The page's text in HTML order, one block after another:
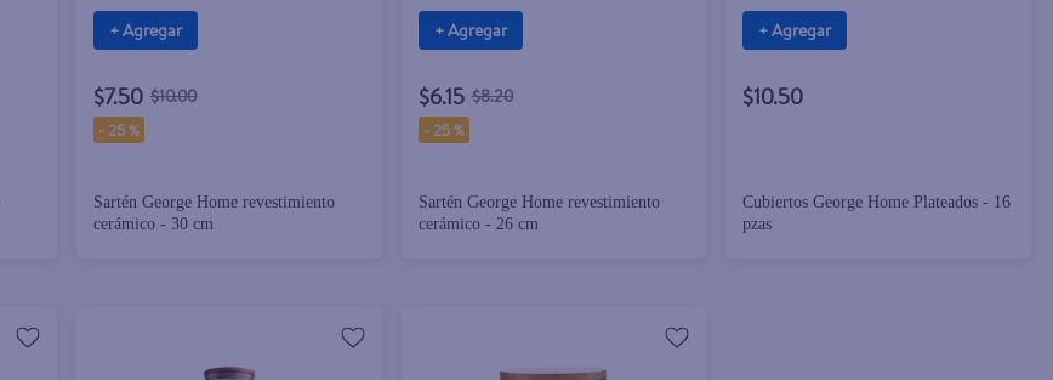
+ Agregar
$7.50 $10.00
-25 %
Sartén George Home revestimiento
cerámico - 30 cm
+ Agregar
$6.15 $8.20
-25 %
Sartén George Home revestimiento
cerámico - 26 cm
+ Agregar
$10.50
Cubiertos George Home Plateados - 16
pzas